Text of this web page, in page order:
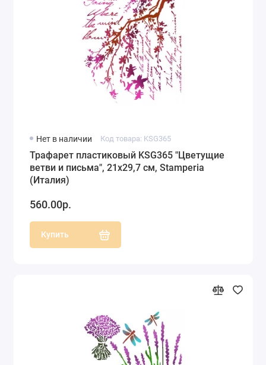
Нет в наличии Код товара: KSG365
Трафарет пластиковый KSG365 "Цветущие
ветви и письма", 21х29,7 см, Stamperia
(Италия)
560.00р.
Купить